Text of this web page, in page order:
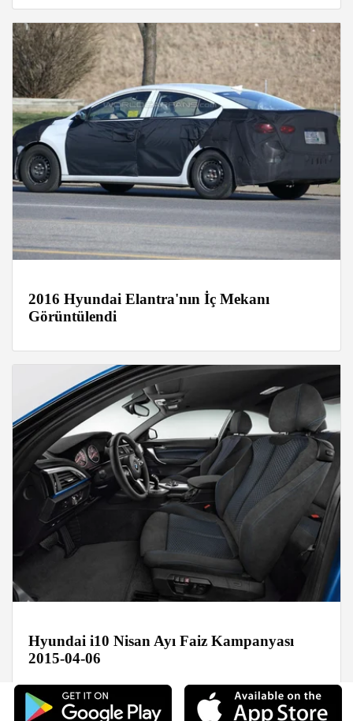
2016 Hyundai Elantra'nın İç Mekanı
Görüntülendi
Hyundai i10 Nisan Ayı Faiz Kampanyası
2015-04-06
Kampanyalar